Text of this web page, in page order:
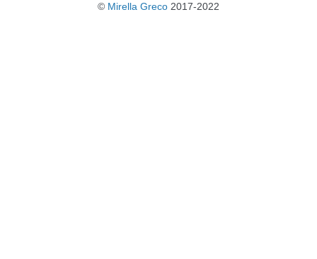
© Mirella Greco 2017-2022